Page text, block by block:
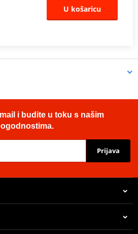
U košaricu
for workshops)
i budite u toku s našim
Prijava